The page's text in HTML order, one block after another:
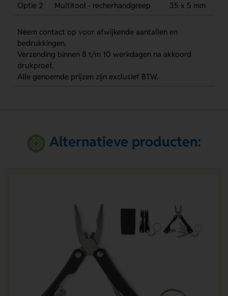
Optie 2
Multitool - recherhandgreep 35 x 5 mm
Neem contact op voor afwijkende aantallen en
bedrukkingen.
Verzending binnen 8 t/m 10 werkdagen na akkoord
drukproef.
Alle genoemde prijzen zijn exclusief BTW.
Alternatieve producten: